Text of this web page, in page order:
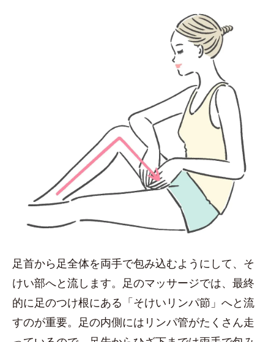
足首から足全体を両手で包み込むようにして、そ
けい部へと流します。足のマッサージでは、最終
的に足のつけ根にある「そけいリンパ節」へと流
すのが重要。足の内側にはリンパ管がたくさん走